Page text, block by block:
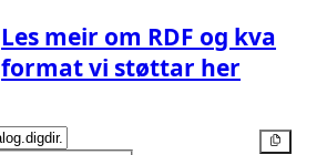
Les meir om RDF og kva
format vi støttar her